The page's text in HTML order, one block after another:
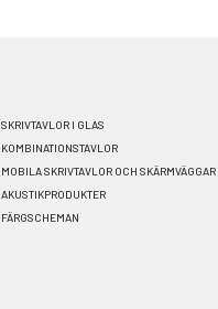
SKRIVTAVLOR I GLAS
KOMBINATIONSTAVLOR
MOBILA SKRIVTAVLOR OCH SKÄRMVÄGGAR
AKUSTIKPRODUKTER
FÄRGSCHEMAN